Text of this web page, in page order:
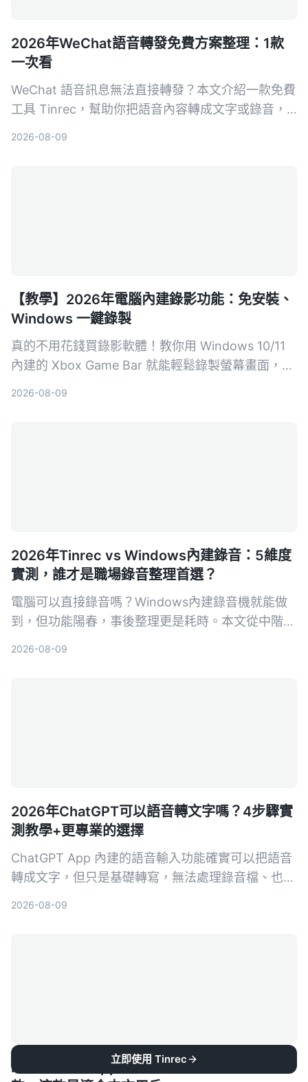
2026年WeChat語音轉發免費方案整理：1款
一次看
WeChat 語音訊息無法直接轉發？本文介紹一款免費
工具 Tinrec，幫助你把語音內容轉成文字或錄音，
2026-08-09
【教學】2026年電腦內建錄影功能：免安裝、
Windows 一鍵錄製
真的不用花錢買錄影軟體！教你用 Windows 10/11
內建的 Xbox Game Bar 就能輕鬆錄製螢幕畫面，步
2026-08-09
2026年Tinrec vs Windows內建錄音：5維度
實測，誰才是職場錄音整理首選？
電腦可以直接錄音嗎？Windows內建錄音機就能做
到，但功能陽春，事後整理更是耗時。本文從中階主
2026-08-09
2026年ChatGPT可以語音轉文字嗎？4步驟實
測教學+更專業的選擇
ChatGPT App 內建的語音輸入功能確實可以把語音
轉成文字，但只是基礎轉寫，無法處理錄音檔、也沒
2026-08-09
iPhone 錄音 App 哪款好？2026 年實測 3
立即使用 Tinrec